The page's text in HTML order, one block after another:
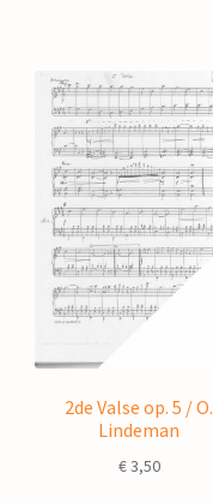
2de Valse op. 5 / O.
Lindeman
€3,50